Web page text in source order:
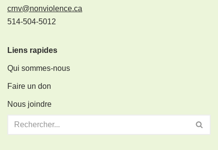
crnv@nonviolence.ca
514-504-5012
Liens rapides
Qui sommes-nous
Faire un don
Nous joindre